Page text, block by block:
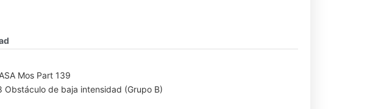
Mos Part 139
Obstáculo de baja intensidad (Grupo B)